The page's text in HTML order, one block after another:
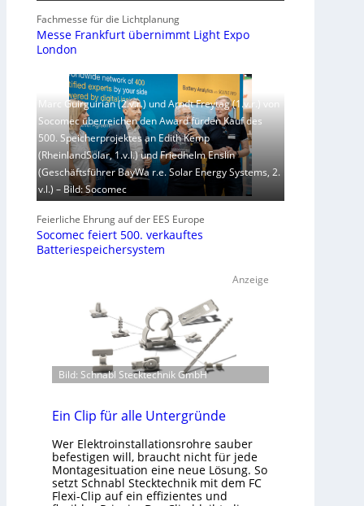
Fachmesse für die Lichtplanung
Messe Frankfurt übernimmt Light Expo
London
Marc Guirguirian (2.v.r.) und Arndt Freytag (1.v.r.) von
Socomec überreichen den Award fürden Kauf des
500. Speicherprojektes an Edith Kemp
(RheinlandSolar, 1.v.l.) und Friedhelm Enslin
(Geschäftsführer BayWa r.e. Solar Energy Systems, 2.
v.l.) – Bild: Socomec
Feierliche Ehrung auf der EES Europe
Socomec feiert 500. verkauftes
Batteriespeichersystem
Anzeige
Bild: Schnabl Stecktechnik GmbH
Ein Clip für alle Untergründe
Wer Elektroinstallationsrohre sauber
befestigen will, braucht nicht für jede
Montagesituation eine neue Lösung. So
setzt Schnabl Stecktechnik mit dem FC
Flexi-Clip auf ein effizientes und